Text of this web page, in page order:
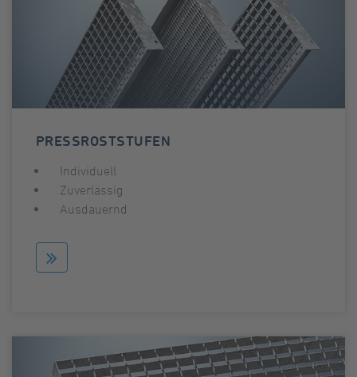
PRESSROSTSTUFEN
Individuell
Zuverlässig
Ausdauernd